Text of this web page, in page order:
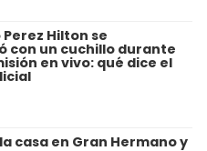
Hilton se
con un cuchillo durante
en vivo: qué dice el
casa en Gran Hermano y